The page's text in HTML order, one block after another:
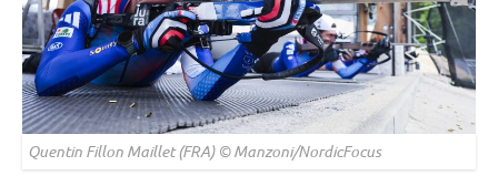
Quentin Fillon Maillet (FRA) © Manzoni/NordicFocus